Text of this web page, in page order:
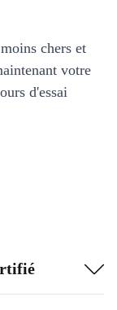
chers et
votre
d'essai